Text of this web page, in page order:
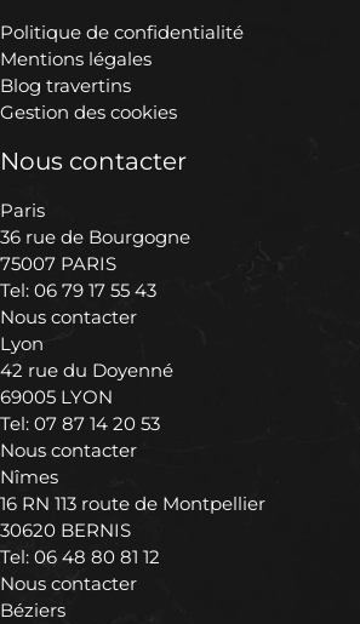
Politique de confidentialité
Mentions légales
Blog travertins
Gestion des cookies
Nous contacter
Paris
36 rue de Bourgogne
75007 PARIS
Tel: 06 79 17 55 43
Nous contacter
Lyon
42 rue du Doyenné
69005 LYON
Tel: 07 87 14 20 53
Nous contacter
Nîmes
16 RN 113 route de Montpellier
30620 BERNIS
Tel: 06 48 80 81 12
Nous contacter
Béziers